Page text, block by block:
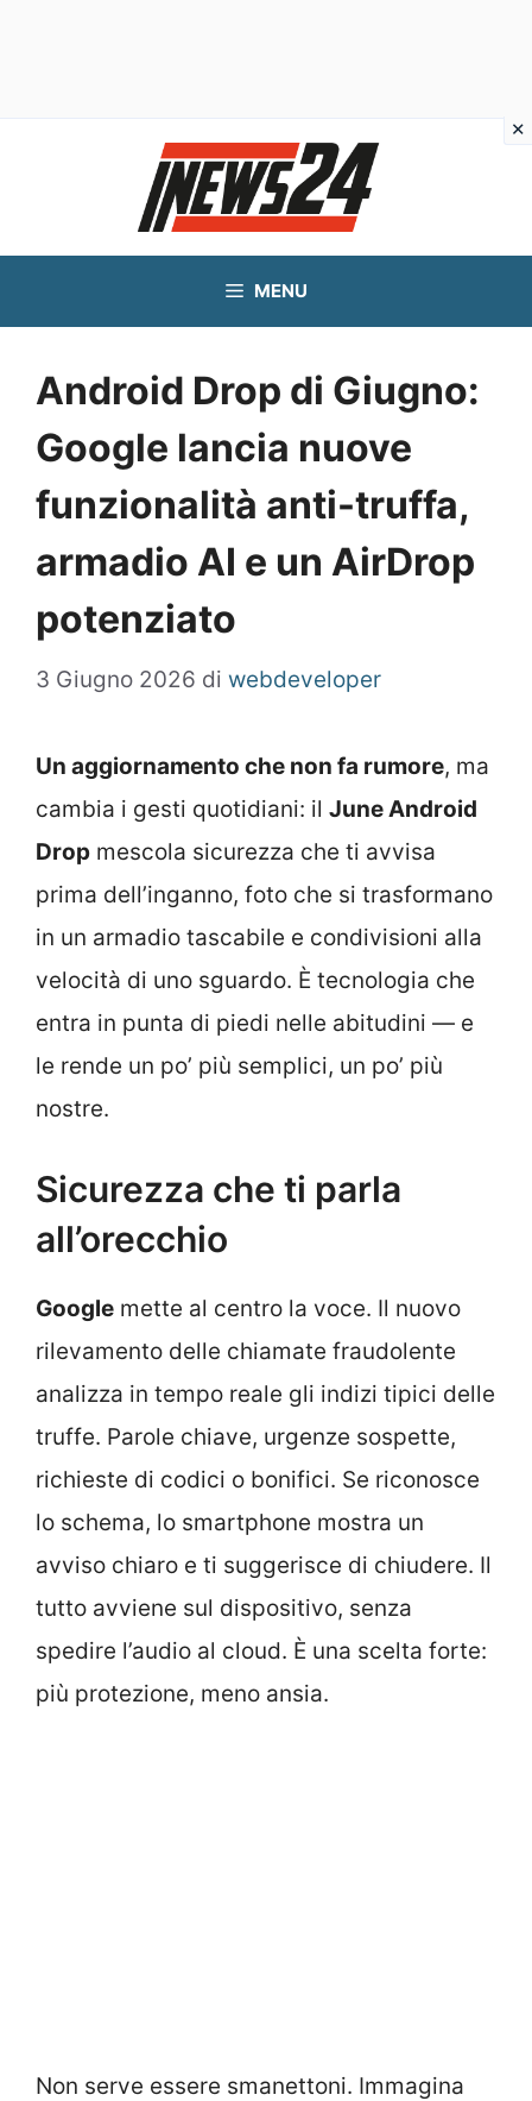
MENU
Android Drop di Giugno:
Google lancia nuove
funzionalità anti-truffa,
armadio AI e un AirDrop
potenziato
3 Giugno 2026 di webdeveloper
Un aggiornamento che non fa rumore, ma
cambia i gesti quotidiani: il June Android
Drop mescola sicurezza che ti avvisa
prima dell’inganno, foto che si trasformano
in un armadio tascabile e condivisioni alla
velocità di uno sguardo. È tecnologia che
entra in punta di piedi nelle abitudini — e
le rende un po’ più semplici, un po’ più
nostre.
Sicurezza che ti parla
all’orecchio
Google mette al centro la voce. Il nuovo
rilevamento delle chiamate fraudolente
analizza in tempo reale gli indizi tipici delle
truffe. Parole chiave, urgenze sospette,
richieste di codici o bonifici. Se riconosce
lo schema, lo smartphone mostra un
avviso chiaro e ti suggerisce di chiudere. Il
tutto avviene sul dispositivo, senza
spedire l’audio al cloud. È una scelta forte:
più protezione, meno ansia.
Non serve essere smanettoni. Immagina